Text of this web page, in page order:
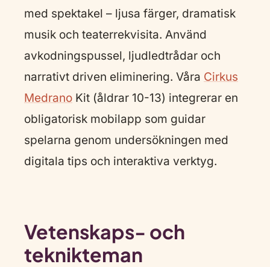
med spektakel – ljusa färger, dramatisk
musik och teaterrekvisita. Använd
avkodningspussel, ljudledtrådar och
narrativt driven eliminering. Våra Cirkus
Medrano Kit (åldrar 10-13) integrerar en
obligatorisk mobilapp som guidar
spelarna genom undersökningen med
digitala tips och interaktiva verktyg.
Vetenskaps- och
teknikteman